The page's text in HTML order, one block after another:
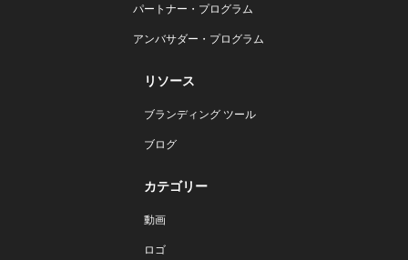
パートナー・プログラム
アンバサダー・プログラム
リソース
ブランディング ツール
ブログ
カテゴリー
動画
ロゴ